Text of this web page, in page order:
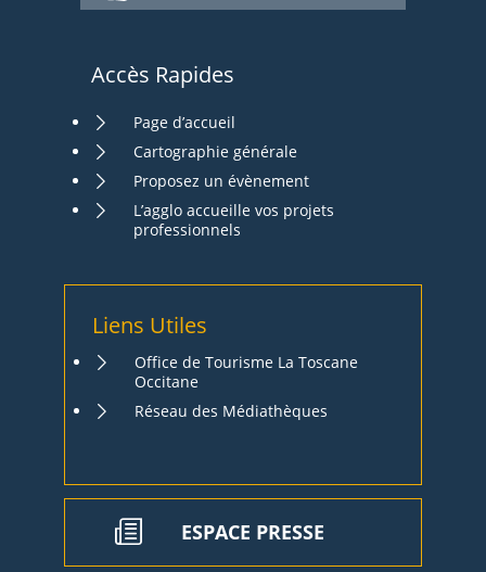
Accès Rapides
Page d’accueil
Cartographie générale
Proposez un évènement
L’agglo accueille vos projets
professionnels
Liens Utiles
Office de Tourisme La Toscane
Occitane
Réseau des Médiathèques
ESPACE PRESSE